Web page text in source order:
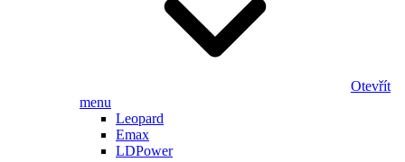
Otevřít
menu
Leopard
Emax
LDPower